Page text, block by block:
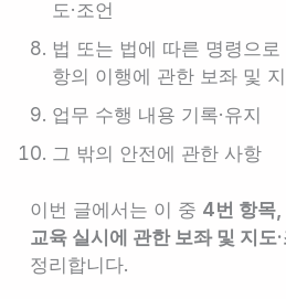
도·조언
법 또는 법에 따른 명령으
항의 이행에 관한 보좌 및 지
업무 수행 내용 기록·유지
그 밖의 안전에 관한 사항
이번 글에서는 이 중 4번 항목,
교육 실시에 관한 보좌 및 지도
정리합니다.